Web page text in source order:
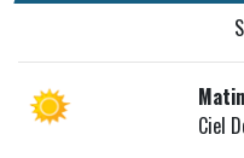
Matin
Ciel